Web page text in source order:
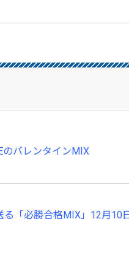
のバレンタインMIX
る「必勝合格MIX」12月10